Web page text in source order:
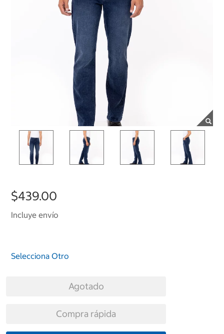
$439.00
Incluye envío
Selecciona Otro
Agotado
Compra rápida